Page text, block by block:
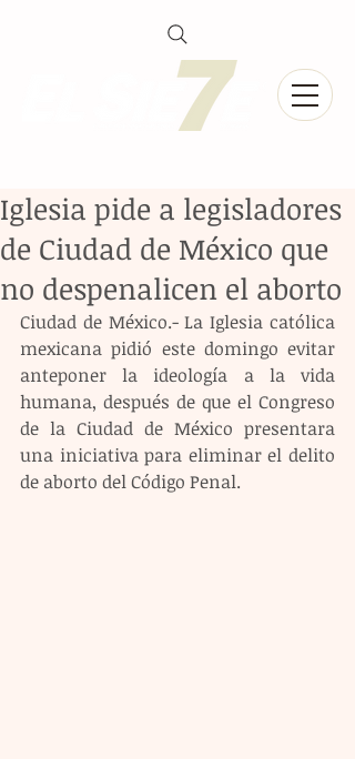
Iglesia pide a legisladores
de Ciudad de México que
no despenalicen el aborto
Ciudad de México.- La Iglesia católica
mexicana pidió este domingo evitar
anteponer la ideología a la vida
humana, después de que el Congreso
de la Ciudad de México presentara
una iniciativa para eliminar el delito
de aborto del Código Penal.